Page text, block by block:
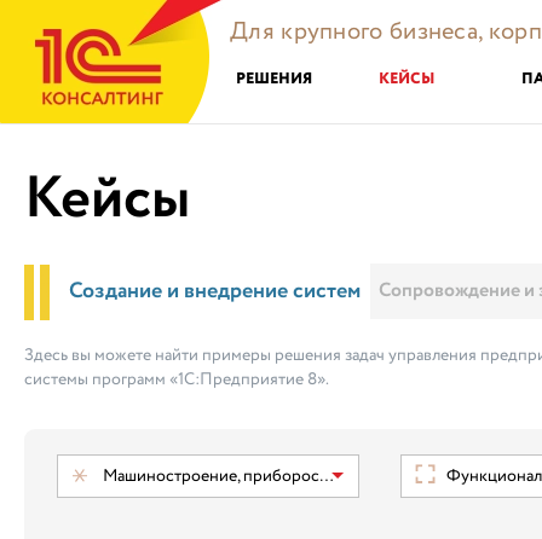
Для крупного бизнеса,
РЕШЕНИЯ КЕЙСЫ
Кейсы
Создание и внедрение систем Сопровождение и
Здесь вы можете найти примеры решения задач управления
системы программ «1С:Предприятие 8».
Машиностроение, приборостроение